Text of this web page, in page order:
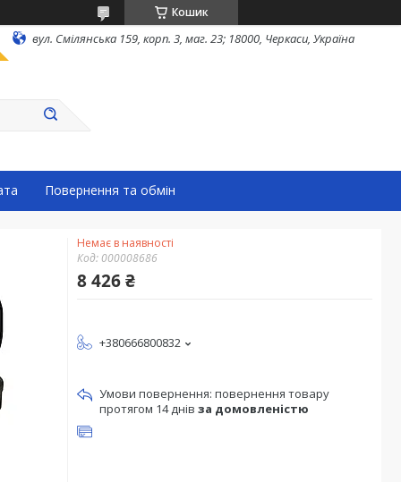
Кошик
вул. Смілянська 159, корп. 3, маг. 23; 18000, Черкаси, Україна
Повернення та обмін
Немає в наявності
Код: 000008686
8 426 ₴
+380666800832
повернення товару
протягом 14 днів за домовленістю